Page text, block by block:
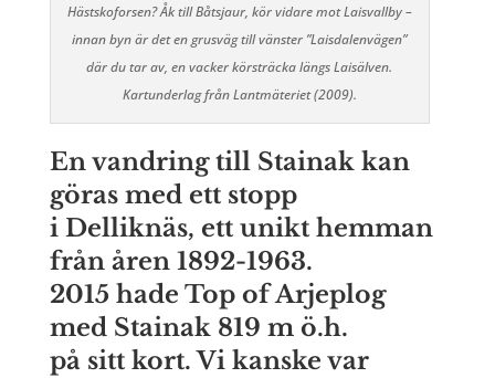
Hästskoforsen? Åk till Båtsjaur, kör vidare mot Laisvallby –
innan byn är det en grusväg till vänster ”Laisdalenvägen”
där du tar av, en vacker körsträcka längs Laisälven.
Kartunderlag från Lantmäteriet (2009).
En vandring till Stainak kan
göras med ett stopp
i Delliknäs, ett unikt hemman
från åren 1892-1963.
2015 hade Top of Arjeplog
med Stainak 819 m ö.h.
på sitt kort. Vi kanske var